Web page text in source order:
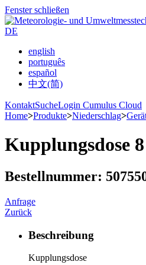
Fenster schließen
DE
english
português
español
中文(简)
KontaktSucheLogin Cumulus Cloud
Home>Produkte>Niederschlag>
Kupplungsdose
Bestellnummer:
Anfrage
Zurück
Beschreibung
Kupplungsdose